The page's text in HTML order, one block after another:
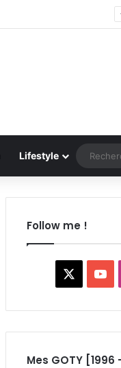
Lifestyle
Follow me !
Mes GOTY [1996